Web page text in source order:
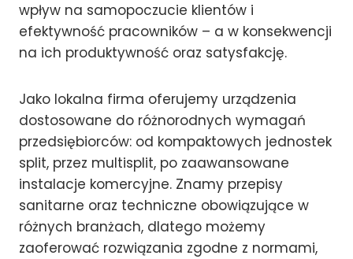
wpływ na samopoczucie klientów i
efektywność pracowników – a w konsekwencji
na ich produktywność oraz satysfakcję.
Jako lokalna firma oferujemy urządzenia
dostosowane do różnorodnych wymagań
przedsiębiorców: od kompaktowych jednostek
split, przez multisplit, po zaawansowane
instalacje komercyjne. Znamy przepisy
sanitarne oraz techniczne obowiązujące w
różnych branżach, dlatego możemy
zaoferować rozwiązania zgodne z normami,